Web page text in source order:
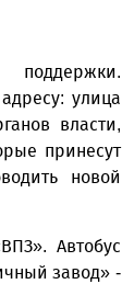
улица
власти,
принесут
новой
Автобус
завод» -